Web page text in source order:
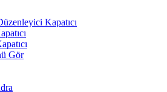
Kapatıcı
Gör